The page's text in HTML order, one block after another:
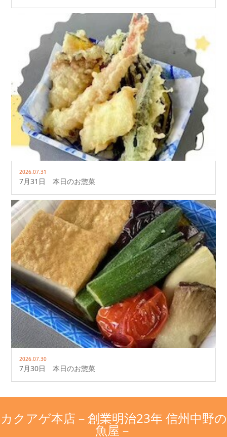
2026.07.31
7月31日 本日のお惣菜
2026.07.30
7月30日 本日のお惣菜
カクアゲ本店－創業明治23年 信州中野の
魚屋－